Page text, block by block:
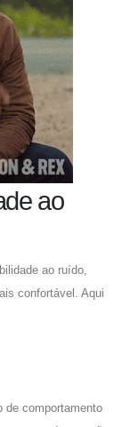
ao
ao ruído,
confortável. Aqui
de comportamento